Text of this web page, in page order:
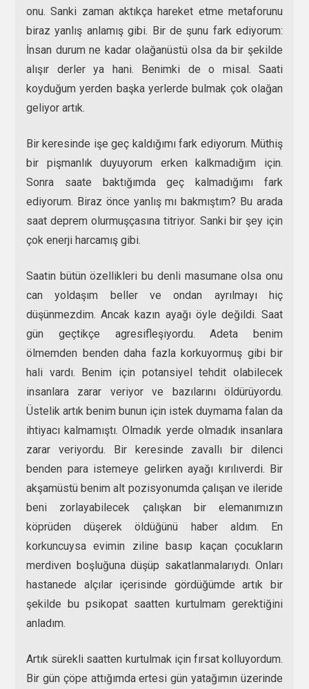
onu. Sanki zaman aktıkça hareket etme metaforunu
biraz yanlış anlamış gibi. Bir de şunu fark ediyorum:
İnsan durum ne kadar olağanüstü olsa da bir şekilde
alışır derler ya hani. Benimki de o misal. Saati
koyduğum yerden başka yerlerde bulmak çok olağan
geliyor artık.
Bir keresinde işe geç kaldığımı fark ediyorum. Müthiş
bir pişmanlık duyuyorum erken kalkmadığım için.
Sonra saate baktığımda geç kalmadığımı fark
ediyorum. Biraz önce yanlış mı bakmıştım? Bu arada
saat deprem olurmuşçasına titriyor. Sanki bir şey için
çok enerji harcamış gibi.
Saatin bütün özellikleri bu denli masumane olsa onu
can yoldaşım beller ve ondan ayrılmayı hiç
düşünmezdim. Ancak kazın ayağı öyle değildi. Saat
gün geçtikçe agresifleşiyordu. Adeta benim
ölmemden benden daha fazla korkuyormuş gibi bir
hali vardı. Benim için potansiyel tehdit olabilecek
insanlara zarar veriyor ve bazılarını öldürüyordu.
Üstelik artık benim bunun için istek duymama falan da
ihtiyacı kalmamıştı. Olmadık yerde olmadık insanlara
zarar veriyordu. Bir keresinde zavallı bir dilenci
benden para istemeye gelirken ayağı kırılıverdi. Bir
akşamüstü benim alt pozisyonumda çalışan ve ileride
beni zorlayabilecek çalışkan bir elemanımızın
köprüden düşerek öldüğünü haber aldım. En
korkuncuysa evimin ziline basıp kaçan çocukların
merdiven boşluğuna düşüp sakatlanmalarıydı. Onları
hastanede alçılar içerisinde gördüğümde artık bir
şekilde bu psikopat saatten kurtulmam gerektiğini
anladım.
Artık sürekli saatten kurtulmak için fırsat kolluyordum.
Bir gün çöpe attığımda ertesi gün yatağımın üzerinde